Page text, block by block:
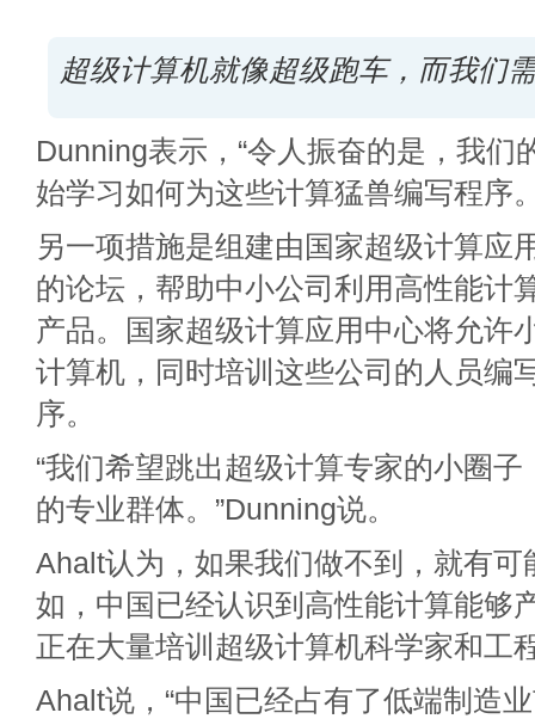
超级计算机就像超级跑车，而我们
Dunning表示，“令人振奋的是，我们
始学习如何为这些计算猛兽编写程序
另一项措施是组建由国家超级计算应
的论坛，帮助中小公司利用高性能计
产品。国家超级计算应用中心将允许
计算机，同时培训这些公司的人员编
序。
“我们希望跳出超级计算专家的小圈
的专业群体。”Dunning说。
Ahalt认为，如果我们做不到，就有可
如，中国已经认识到高性能计算能够
正在大量培训超级计算机科学家和工
Ahalt说，“中国已经占有了低端制造